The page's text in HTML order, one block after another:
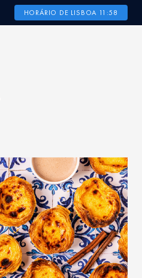
HORÁRIO DE LISBOA 11:58